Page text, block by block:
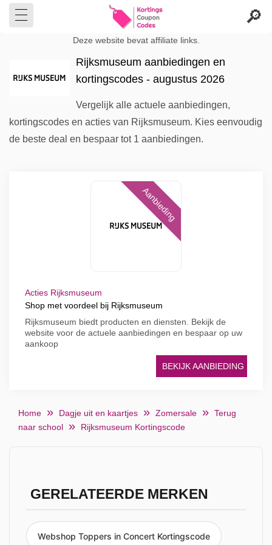
Deze website bevat affiliate links.
Rijksmuseum aanbiedingen en
kortingscodes - augustus 2026
Vergelijk alle actuele aanbiedingen,
kortingscodes en acties van Rijksmuseum. Kies eenvoudig
de beste deal en bespaar tot 1 aanbiedingen.
Aanbieding
Acties Rijksmuseum
Shop met voordeel bij Rijksmuseum
Rijksmuseum biedt producten en diensten. Bekijk de
website voor de actuele aanbiedingen en bespaar op uw
aankoop
BEKIJK AANBIEDING
Home Dagje uit en kaartjes Zomersale
Terug
naar school
Rijksmuseum Kortingscode
GERELATEERDE MERKEN
Webshop Toppers in Concert Kortingscode